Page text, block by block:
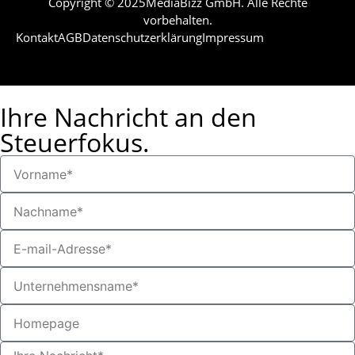
vorbehalten.
KontaktAGBDatenschutzerklärungImpressum
Ihre Nachricht an den
Steuerfokus.